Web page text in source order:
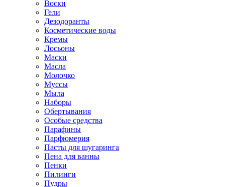
Воски
Гели
Дезодоранты
Косметические воды
Кремы
Лосьоны
Маски
Масла
Молочко
Муссы
Мыла
Наборы
Обертывания
Особые средства
Парафины
Парфюмерия
Пасты для шугаринга
Пена для ванны
Пенки
Пилинги
Пудры